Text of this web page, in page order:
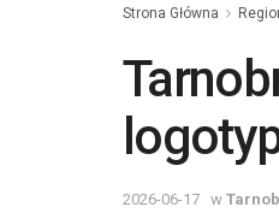
Strona Główna
2026-06-17 w